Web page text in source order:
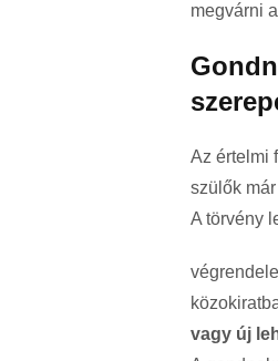
megvárni
Az értelmi
szülők
A törvény
vagy új